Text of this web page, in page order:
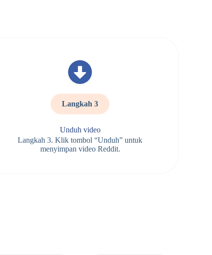
Langkah 3
Unduh video
Langkah 3. Klik tombol “Unduh” untuk
menyimpan video Reddit.